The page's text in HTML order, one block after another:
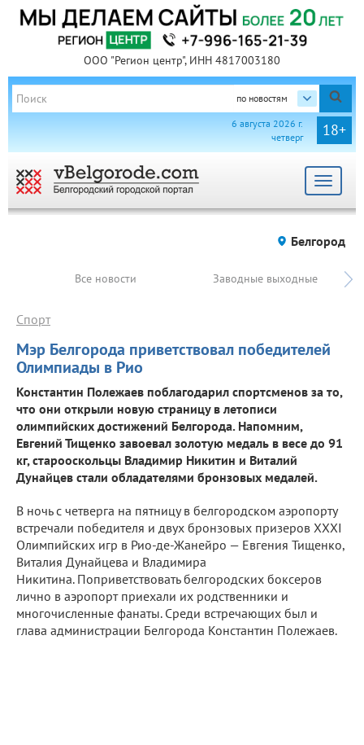
ООО "Регион центр", ИНН 4817003180
по новостям
18+
6 августа 2026 г.
четверг
Toggle
Белгород
Все новости Заводные выходные
Мэр Белгорода приветствовал победителей
Олимпиады в Рио
Спорт
Константин Полежаев поблагодарил спортсменов за то,
что они открыли новую страницу в летописи
олимпийских достижений Белгорода. Напомним,
Евгений Тищенко завоевал золотую медаль в весе до 91
кг, старооскольцы Владимир Никитин и Виталий
Дунайцев стали обладателями бронзовых медалей.
В ночь с четверга на пятницу в белгородском аэропорту
встречали победителя и двух бронзовых призеров XXXI
Олимпийских игр в Рио-де-Жанейро — Евгения Тищенко,
Виталия Дунайцева и Владимира
Никитина. Поприветствовать белгородских боксеров
лично в аэропорт приехали их родственники и
многочисленные фанаты. Среди встречающих был и
глава администрации Белгорода Константин Полежаев.